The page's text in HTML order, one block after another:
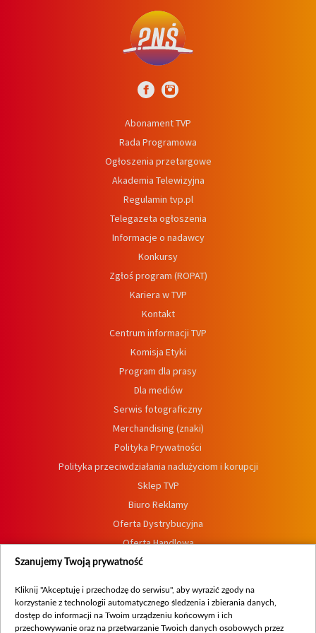
Abonament TVP
Rada Programowa
Ogłoszenia przetargowe
Akademia Telewizyjna
Regulamin tvp.pl
Telegazeta ogłoszenia
Informacje o nadawcy
Konkursy
Zgłoś program (ROPAT)
Kariera w TVP
Kontakt
Centrum informacji TVP
Komisja Etyki
Program dla prasy
Dla mediów
Serwis fotograficzny
Merchandising (znaki)
Polityka Prywatności
Polityka przeciwdziałania nadużyciom i korupcji
Sklep TVP
Biuro Reklamy
Oferta Dystrybucyjna
Oferta Handlowa
Dostępność
Procedura zgłoszeń wewnętrznych
Szanujemy Twoją prywatność
Kliknij "Akceptuję i przechodzę do serwisu", aby wyrazić zgody na
korzystanie z technologii automatycznego śledzenia i zbierania danych,
dostęp do informacji na Twoim urządzeniu końcowym i ich
przechowywanie oraz na przetwarzanie Twoich danych osobowych przez